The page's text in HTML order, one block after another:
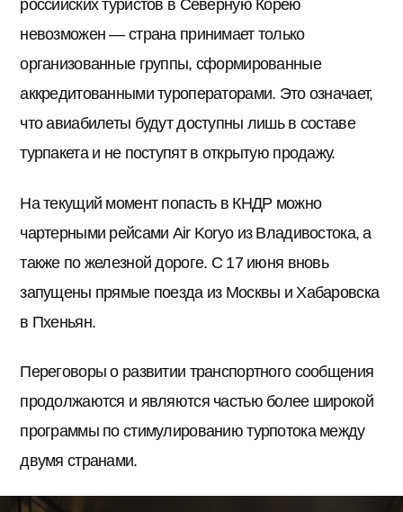
российских туристов в Северную Корею
невозможен — страна принимает только
организованные группы, сформированные
аккредитованными туроператорами. Это означает,
что авиабилеты будут доступны лишь в составе
турпакета и не поступят в открытую продажу.
На текущий момент попасть в КНДР можно
чартерными рейсами Air Koryo из Владивостока, а
также по железной дороге. С 17 июня вновь
запущены прямые поезда из Москвы и Хабаровска
в Пхеньян.
Переговоры о развитии транспортного сообщения
продолжаются и являются частью более широкой
программы по стимулированию турпотока между
двумя странами.